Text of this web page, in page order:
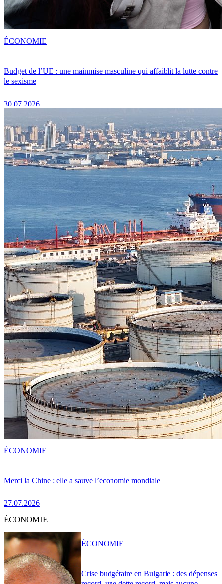
Budget de l’UE : une mainmise masculine qui affaiblit la lutte contre
le sexisme
30.07.2026
ÉCONOMIE
Merci la Chine : elle a sauvé l’économie mondiale
27.07.2026
ÉCONOMIE
ÉCONOMIE
Crise budgétaire en Bulgarie : des dépenses
ÉCONOMIE